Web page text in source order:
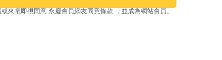
來電即視同意 永慶會員網友同意條款 ，並成為網站會員。